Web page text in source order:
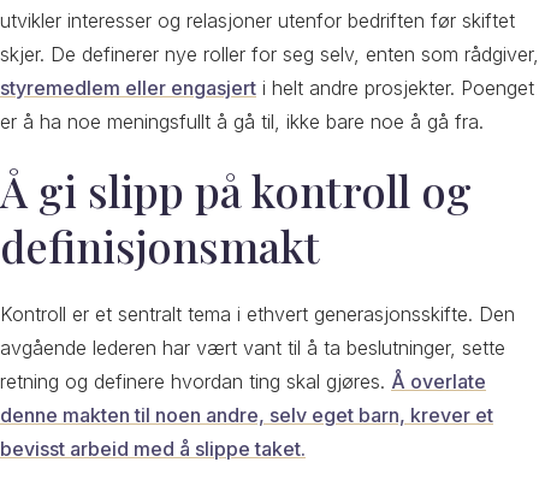
utvikler interesser og relasjoner utenfor bedriften før skiftet
skjer. De definerer nye roller for seg selv, enten som rådgiver,
styremedlem eller engasjert i helt andre prosjekter. Poenget
er å ha noe meningsfullt å gå til, ikke bare noe å gå fra.
Å gi slipp på kontroll og
definisjonsmakt
Kontroll er et sentralt tema i ethvert generasjonsskifte. Den
avgående lederen har vært vant til å ta beslutninger, sette
retning og definere hvordan ting skal gjøres. Å overlate
denne makten til noen andre, selv eget barn, krever et
bevisst arbeid med å slippe taket.